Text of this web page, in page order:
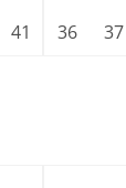
47
41 42 43
36 37